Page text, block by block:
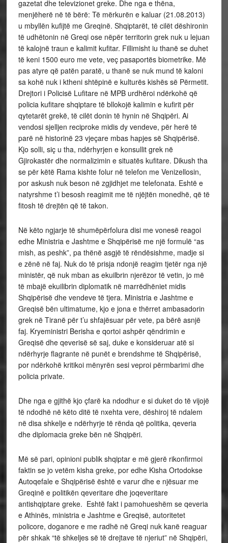
gazetat dhe televizionet greke. Dhe nga e thëna,
menjëherë në të bërë: Të mërkurën e kaluar (21.08.2013)
u mbyllën kufijtë me Greqinë. Shqiptarët, të cilët dëshironin
të udhëtonin në Greqi ose nëpër territorin grek nuk u lejuan
të kalojnë traun e kalimit kufitar. Fillimisht iu thanë se duhet
të keni 1500 euro me vete, veç pasaportës biometrike. Më
pas atyre që patën paratë, u thanë se nuk mund të kaloni
sa kohë nuk i ktheni shtëpinë e kulturës kishës së Përmetit.
Drejtori i Policisë Lufitare në MPB urdhëroi ndërkohë që
policia kufitare shqiptare të bllokojë kalimin e kufirit për
qytetarët grekë, të cilët donin të hynin në Shqipëri. Ai
vendosi sjelljen reciproke midis dy vendeve, për herë të
parë në historinë 23 vjeçare mbas hapjes së Shqipërisë.
Kjo solli, siç u tha, ndërhyrjen e konsullit grek në
Gjirokastër dhe normalizimin e situatës kufitare. Dikush tha
se për këtë Rama kishte folur në telefon me Venizellosin,
por askush nuk beson në zgjidhjet me telefonata. Eshtë e
natyrshme t’i besosh reagimit me të njëjtën monedhë, që të
fitosh të drejtën që të takon.
Në këto ngjarje të shumëpërfolura disi me vonesë reagoi
edhe Ministria e Jashtme e Shqipërisë me një formulë “as
mish, as peshk”, pa thënë asgjë të rëndësishme, madje si
e zënë në faj. Nuk do të prisja ndonjë reagim tjetër nga një
ministër, që nuk mban as ekuilbrin njerëzor të vetin, jo më
të mbajë ekuilibrin diplomatik në marrëdhëniet midis
Shqipërisë dhe vendeve të tjera. Ministria e Jashtme e
Greqisë bën ultimatume, kjo e jona e thërret ambasadorin
grek në Tiranë për t’u shfajësuar për vete, pa bërë asnjë
faj. Kryeministri Berisha e qortoi ashpër qëndrimin e
Greqisë dhe qeverisë së saj, duke e konsideruar atë si
ndërhyrje flagrante në punët e brendshme të Shqipërisë,
por ndërkohë kritikoi mënyrën sesi veproi përmbarimi dhe
policia private.
Dhe nga e gjithë kjo çfarë ka ndodhur e si duket do të vijojë
të ndodhë në këto ditë të nxehta vere, dëshiroj të ndalem
në disa shkelje e ndërhyrje të rënda që politika, qeveria
dhe diplomacia greke bën në Shqipëri.
Më së pari, opinioni publik shqiptar e më gjerë rikonfirmoi
faktin se jo vetëm kisha greke, por edhe Kisha Ortodokse
Autoqefale e Shqipërisë është e varur dhe e njësuar me
Greqinë e politikën qeveritare dhe joqeveritare
antishqiptare greke. Eshtë fakt i pamohueshëm se qeveria
e Athinës, ministria e Jashtme e Greqisë, autoritetet
policore, doganore e me radhë në Greqi nuk kanë reaguar
për shkak “të shkeljes së të drejtave të njeriut” në Shqipëri,